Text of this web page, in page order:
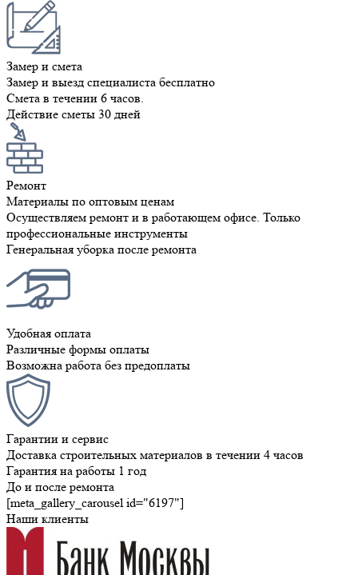
Замер и смета
Замер и выезд специалиста бесплатно
Смета в течении 6 часов.
Действие сметы 30 дней
Ремонт
Материалы по оптовым ценам
Осуществляем ремонт и в работающем офисе. Только
профессиональные инструменты
Генеральная уборка после ремонта
Удобная оплата
Различные формы оплаты
Возможна работа без предоплаты
Гарантии и сервис
Доставка строительных материалов в течении 4 часов
Гарантия на работы 1 год
До и после ремонта
[meta_gallery_carousel id="6197"]
Наши клиенты